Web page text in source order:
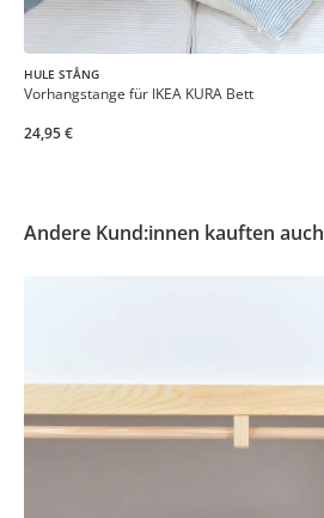
HULE STÅNG
Vorhangstange für IKEA KURA Bett
24,95 €
Andere Kund:innen kauften auch